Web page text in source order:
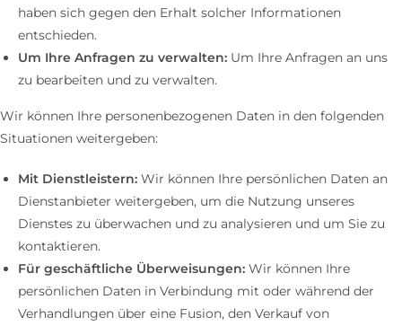
haben sich gegen den Erhalt solcher Informationen
entschieden.
Um Ihre Anfragen zu verwalten: Um Ihre Anfragen an uns
zu bearbeiten und zu verwalten.
Wir können Ihre personenbezogenen Daten in den folgenden
Situationen weitergeben:
Mit Dienstleistern: Wir können Ihre persönlichen Daten an
Dienstanbieter weitergeben, um die Nutzung unseres
Dienstes zu überwachen und zu analysieren und um Sie zu
kontaktieren.
Für geschäftliche Überweisungen: Wir können Ihre
persönlichen Daten in Verbindung mit oder während der
Verhandlungen über eine Fusion, den Verkauf von